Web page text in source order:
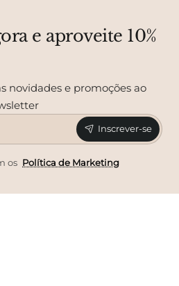
e aproveite 10%
novidades e promoções ao
Inscrever-se
os Política de Marketing